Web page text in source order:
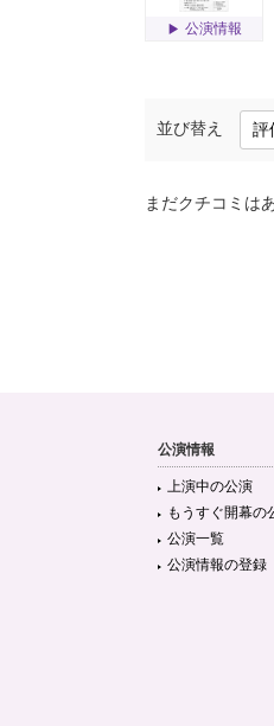
公演情報
並び替え 評
まだクチコミは
公演情報
上演中の公演
もうすぐ開幕の
公演一覧
公演情報の登録